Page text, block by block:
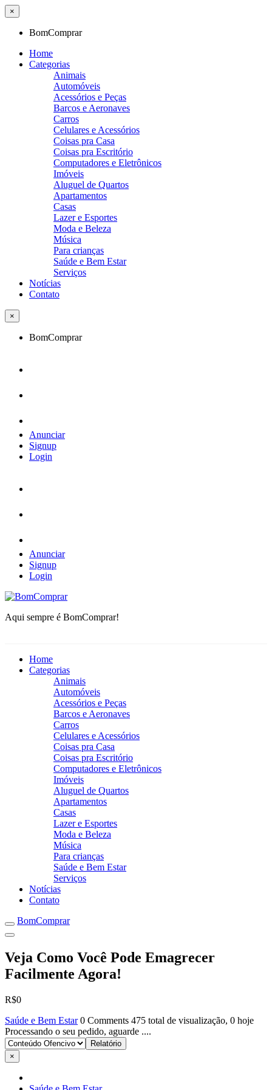
×
BomComprar
Home
Categorias
Animais
Automóveis
Acessórios e Peças
Barcos e Aeronaves
Carros
Celulares e Acessórios
Coisas pra Casa
Coisas pra Escritório
Computadores e Eletrônicos
Imóveis
Aluguel de Quartos
Apartamentos
Casas
Lazer e Esportes
Moda e Beleza
Música
Para crianças
Saúde e Bem Estar
Serviços
Notícias
Contato
×
BomComprar
Anunciar
Signup
Login
Anunciar
Signup
Login
BomComprar
Aqui sempre é BomComprar!
Home
Categorias
Animais
Automóveis
Acessórios e Peças
Barcos e Aeronaves
Carros
Celulares e Acessórios
Coisas pra Casa
Coisas pra Escritório
Computadores e Eletrônicos
Imóveis
Aluguel de Quartos
Apartamentos
Casas
Lazer e Esportes
Moda e Beleza
Música
Para crianças
Saúde e Bem Estar
Serviços
Notícias
Contato
BomComprar
Veja Como Você Pode Emagrecer
Facilmente Agora!
R$0
Saúde e Bem Estar 0 Comments 475 total de visualização, 0 hoje
Processando o seu pedido, aguarde ....
×